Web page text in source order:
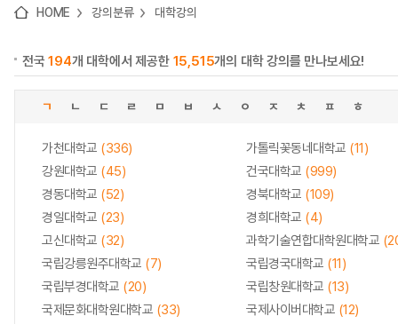
HOME 강의분류 대학강의
전국194개 대학에서 제공한 15,515개의 대학 강의를 만나보세요!
ㄱ ㄴ ㄷ ㄹ ㅁ ㅂ ㅅ ㅇ ㅈ ㅊ ㅍ ㅎ
가천대학교 (336) 가톨릭꽃동네대학교 (11)
강원대학교 (45) 건국대학교 (999)
경동대학교 (52) 경북대학교 (109)
경일대학교 (23) 경희대학교 (4)
고신대학교 (32) 과학기술연합대학원대학교
국립강릉원주대학교 (7) 국립경국대학교 (11)
국립부경대학교 (20) 국립창원대학교 (13)
국제문화대학원대학교 (33) 국제사이버대학교 (12)